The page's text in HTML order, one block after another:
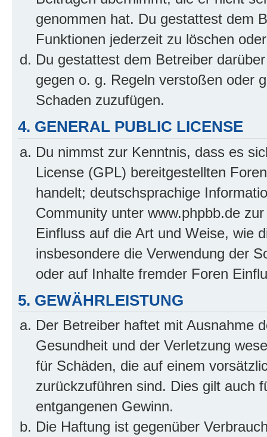
genommen hat. Du gestattest dem
Funktionen jederzeit zu löschen
Du gestattest dem Betreiber
gegen o. g. Regeln verstoßen oder
Schaden zuzufügen.
4. GENERAL PUBLIC LICENSE
Du nimmst zur Kenntnis, dass es
License (GPL) bereitgestellten
handelt; deutschsprachige
Community unter www.phpbb.de
Einfluss auf die Art und Weise, wie
insbesondere die Verwendung der
oder auf Inhalte fremder Foren
5. GEWÄHRLEISTUNG
Der Betreiber haftet mit Ausnahme
Gesundheit und der Verletzung
für Schäden, die auf einem
zurückzuführen sind. Dies gilt auch
entgangenen Gewinn.
Die Haftung ist gegenüber